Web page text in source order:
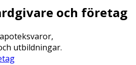
och företag
utbildningar.